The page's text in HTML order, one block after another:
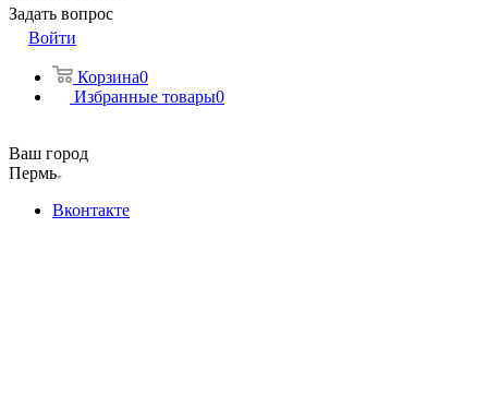
Задать вопрос
Войти
Корзина0
Избранные товары0
Ваш город
Пермь
Вконтакте